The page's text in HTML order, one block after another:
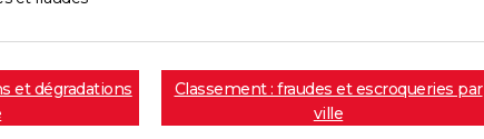
et dégradations
Classement : fraudes et escroqueries par
ville